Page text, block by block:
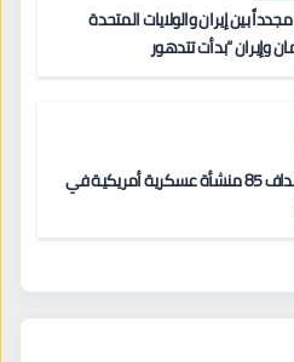
بين إيران والولايات المتحدة
وإيران “بدأت تتدهور
إيران تؤكد استهداف 85 منشأة عسكرية أمريكية في